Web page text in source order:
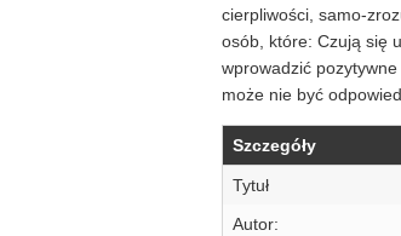
cierpliwości, samo-
osób, które: Czują się
wprowadzić
może nie być
Szczegóły
Tytuł
Autor: